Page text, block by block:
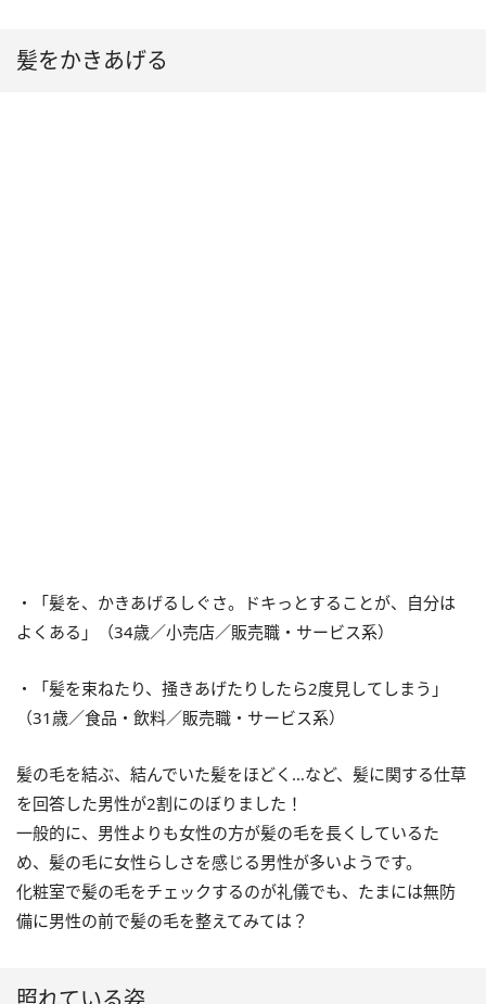
髪をかきあげる
・「髪を、かきあげるしぐさ。ドキっとすることが、自分は
よくある」（34歳／小売店／販売職・サービス系）
・「髪を束ねたり、掻きあげたりしたら2度見してしまう」
（31歳／食品・飲料／販売職・サービス系）
髪の毛を結ぶ、結んでいた髪をほどく…など、髪に関する仕草
を回答した男性が2割にのぼりました！
一般的に、男性よりも女性の方が髪の毛を長くしているた
め、髪の毛に女性らしさを感じる男性が多いようです。
化粧室で髪の毛をチェックするのが礼儀でも、たまには無防
備に男性の前で髪の毛を整えてみては？